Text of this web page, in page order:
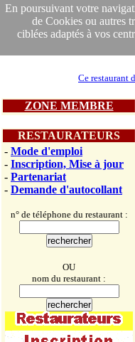
En poursuivant votre
de Cookies ou autres
ciblées adaptés à vos
Ce restaurant
ZONE MEMBRE
RESTAURATEURS
- Mode d'emploi
- Inscription, Mise à jour
- Partenariat
- Demande d'autocollant
n° de téléphone du restaurant :
OU
nom du restaurant :